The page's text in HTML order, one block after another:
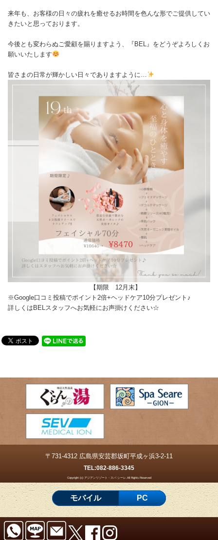
来年も、お客様の日々の疲れを癒せるお時間を色んな形でご提供してい
きたいと思っております。
今後とも変わらぬご愛顧を賜りますよう、『BEL』をどうぞよろしくお
願いいたします
皆さまの日常が輝かしい日々でありますように…
【期限 12月末】
※Google口コミ投稿でポイント2倍+ヘッドケア10分プレゼント♪
詳しくはBELスタッフへお気軽にお声掛けください☆
〒731-4312 広島県安芸郡坂町平成ヶ浜3-2-11
TEL:082-886-3345
Copyright (c) アジアンリゾート・スパ シーレ.All Rights Reserved
モバイル PC